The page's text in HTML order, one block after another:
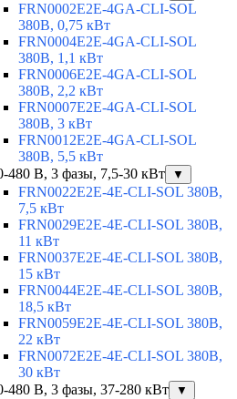
FRN0002E2E-4GA-CLI-SOL
380В, 0,75 кВт
FRN0004E2E-4GA-CLI-SOL
380В, 1,1 кВт
FRN0006E2E-4GA-CLI-SOL
380В, 2,2 кВт
FRN0007E2E-4GA-CLI-SOL
380В, 3 кВт
FRN0012E2E-4GA-CLI-SOL
380В, 5,5 кВт
480 В, 3 фазы, 7,5-30 кВт
▼
FRN0022E2E-4E-CLI-SOL 380В,
7,5 кВт
FRN0029E2E-4E-CLI-SOL 380В,
11 кВт
FRN0037E2E-4E-CLI-SOL 380В,
15 кВт
FRN0044E2E-4E-CLI-SOL 380В,
18,5 кВт
FRN0059E2E-4E-CLI-SOL 380В,
22 кВт
FRN0072E2E-4E-CLI-SOL 380В,
30 кВт
480 В, 3 фазы, 37-280 кВт
▼